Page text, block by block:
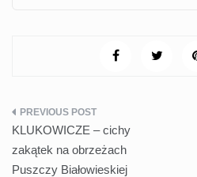
Nawigacja
wpisu
KLUKOWICZE – cichy
zakątek na obrzeżach
Puszczy Białowieskiej